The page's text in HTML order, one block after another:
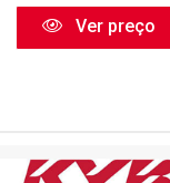
Ver preço